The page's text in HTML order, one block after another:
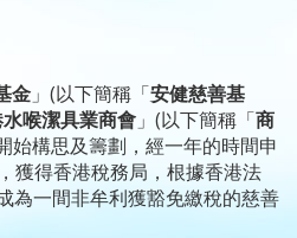
金 」(以下簡稱「安健慈善基
喉潔具業商會 」(以下簡稱「商
始構思及籌劃，經一年的時間申
獲得香港稅務局，根據香港法
為一間非牟利獲豁免繳稅的慈善